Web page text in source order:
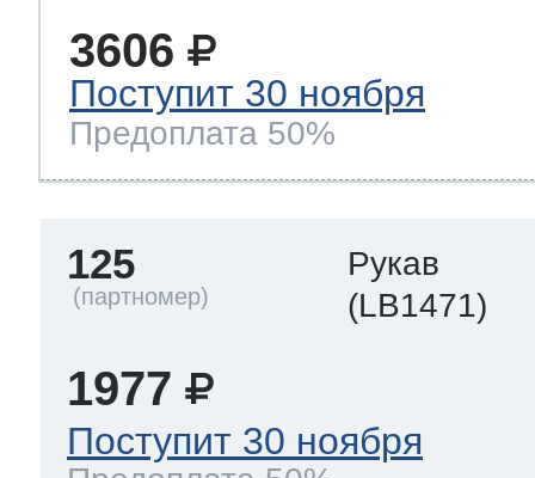
3606
Поступит 30 ноября
Предоплата 50%
125
Рукав
(LB1471)
1977
Поступит 30 ноября